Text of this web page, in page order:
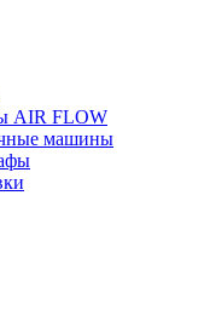
AIR FLOW
машины